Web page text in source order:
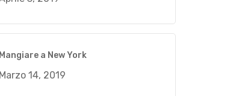
Mangiare a New York
Marzo 14, 2019